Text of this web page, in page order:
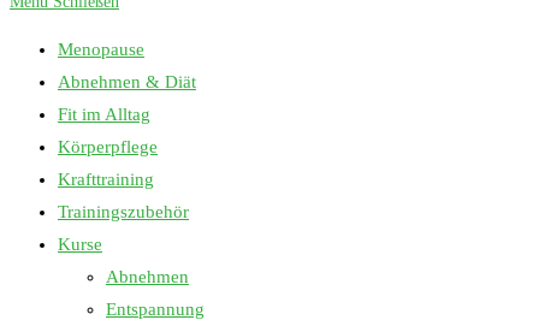
Menopause
Abnehmen & Diät
Fit im Alltag
Körperpflege
Krafttraining
Trainingszubehör
Kurse
Abnehmen
Entspannung